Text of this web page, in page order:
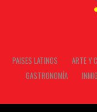
PAISES LATINOS ARTE Y
GASTRONOMÍA